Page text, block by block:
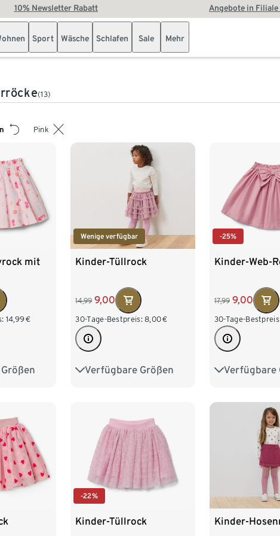
10% Newsletter Rabatt Angebote in
Sport Wäsche Schlafen Sale Mehr
(13)
Pink
mit
14,99€
Wenige verfügbar
Kinder-Tüllrock
14,99 9,00
30-Tage-Bestpreis: 8,00€
Verfügbare Größen
86/92 98/104
-25%
Kinder-Web-
17,99 9,00
30-Tage-
Verfügbare
122/128
-22%
Kinder-Tüllrock Kinder-